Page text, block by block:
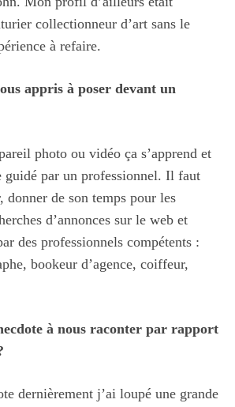
collectionneur d’art sans le
à refaire.
appris à poser devant un
photo ou vidéo ça s’apprend et
guidé par un professionnel. Il faut
donner de son temps pour les
d’annonces sur le web et
des professionnels compétents :
bookeur d’agence, coiffeur,
à nous raconter par rapport
dernièrement j’ai loupé une grande